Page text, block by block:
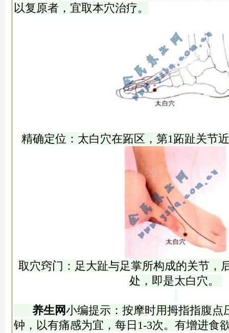
以复原者，宜取本穴治疗。
精确定位：太白穴在跖区，第1跖趾关节
取穴窍门：足大趾与足掌所构成的关节，
处，即是太白穴。
养生网小编提示：按摩时用拇指指腹点
钟，以有痛感为宜，每日1-3次。有增进食